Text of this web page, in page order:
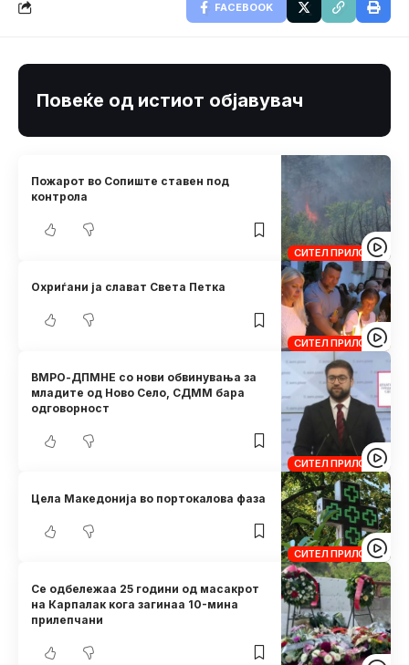
FACEBOOK
Повеќе од истиот објавувач
СИТЕЛ ПРИЛОЗИ
Пожарот во Сопиште ставен под
контрола
СИТЕЛ ПРИЛОЗИ
Охриѓани ја слават Света Петка
СИТЕЛ ПРИЛОЗИ
ВМРО-ДПМНЕ со нови обвинувања за
младите од Ново Село, СДММ бара
одговорност
СИТЕЛ ПРИЛОЗИ
Цела Македонија во портокалова фаза
Се одбележаа 25 години од масакрот
на Карпалак кога загинаа 10-мина
прилепчани